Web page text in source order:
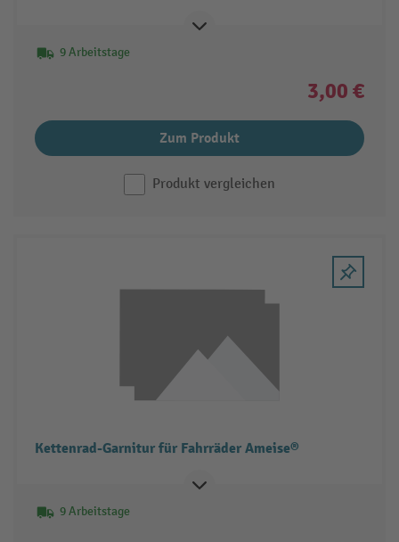
9 Arbeitstage
3,00 €
Zum Produkt
Produkt vergleichen
Kettenrad-Garnitur für Fahrräder Ameise®
9 Arbeitstage